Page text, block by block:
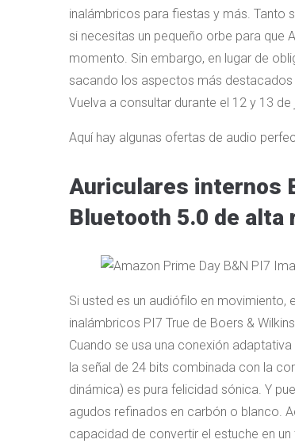
inalámbricos para fiestas y más. Tanto
si necesitas un pequeño orbe para que
momento. Sin embargo, en lugar de
sacando los aspectos más
Vuelva a consultar durante el 12 y 13
Aquí hay algunas ofertas de audio
Auriculares internos
Bluetooth 5.0 de alta
Si usted es un audiófilo en movimiento,
inalámbricos PI7 True de Boers &
Cuando se usa una conexión
la señal de 24 bits combinada con la
dinámica) es pura felicidad sónica. Y
agudos refinados en carbón o blanco.
capacidad de convertir el estuche en